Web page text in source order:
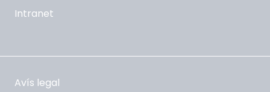
Intranet
Avís legal